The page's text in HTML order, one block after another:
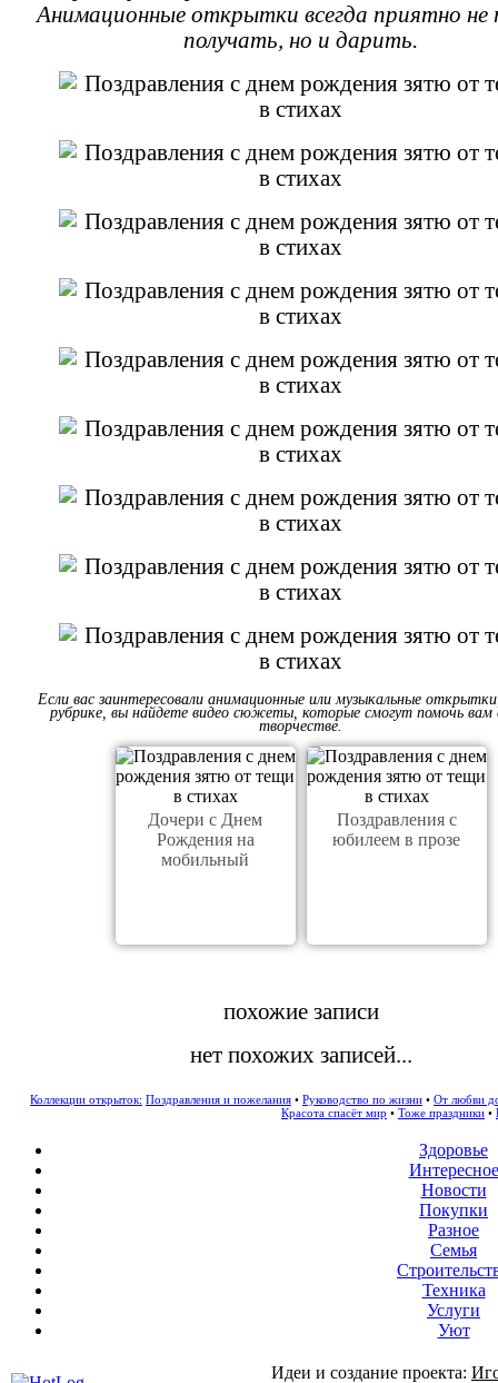
Анимационные открытки всегда приятно не
получать, но и дарить.
Если вас заинтересовали анимационные или музыкальные
рубрике, вы найдете видео сюжеты, которые смогут помочь вам
творчестве.
Дочери с Днем
Рождения на
мобильный
Поздравления с
юбилеем в прозе
похожие записи
нет похожих записей...
Коллекции открыток: Поздравления и пожелания • Руководство по жизни • От любви
Красота спасёт мир • Тоже праздники •
Здоровье
Интересное
Новости
Покупки
Разное
Семья
Техника
Услуги
Уют
Идеи и создание проекта: